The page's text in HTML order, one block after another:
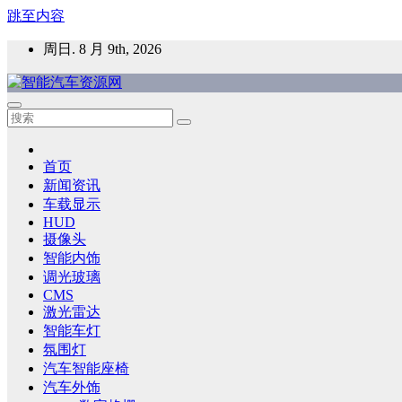
跳至内容
周日. 8 月 9th, 2026
智能汽车资源网
智能表面，智能内饰，新能源汽车，HMI，人车交互，智能车
首页
新闻资讯
车载显示
HUD
摄像头
智能内饰
调光玻璃
CMS
激光雷达
智能车灯
氛围灯
汽车智能座椅
汽车外饰